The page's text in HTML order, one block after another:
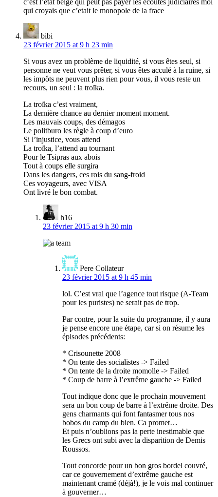
c’est l’etat belge qui peut pas payer les écoutes judiciaires moi
qui croyais que c’etait le monopole de la frace
bibi
23 février 2015 at 9 h 23 min
Si vous avez un problème de liquidité, si vous êtes seul, si
personne ne veut vous prêter, si vous êtes acculé à la ruine, si
les impôts ne peuvent plus rien pour vous, il vous reste un
recours, un seul : la troïka.
La troïka c’est vraiment,
La dernière chance au dernier moment moment.
Les mauvais coups, des démagos
Le politburo les règle à coup d’euro
Si l’injustice, vous attend
La troïka, l’attend au tournant
Pour le Tsipras aux abois
Tout à coups elle surgira
Dans les dangers, ces rois du sang-froid
Ces voyageurs, avec VISA
Ont livré le bon combat.
h16
23 février 2015 at 9 h 30 min
Pere Collateur
23 février 2015 at 9 h 45 min
lol. C’est vrai que l’agence tout risque (A-Team
pour les puristes) ne serait pas de trop.
Par contre, pour la suite du programme, il y aura
je pense encore une étape, car si on résume les
épisodes précédents:
* Crisounette 2008
* On tente des socialistes -> Failed
* On tente de la droite momolle -> Failed
* Coup de barre à l’extrême gauche -> Failed
Tout indique donc que le prochain mouvement
sera un bon coup de barre à l’extrême droite. Des
gens charmants qui font fantasmer tous nos
bobos du camp du bien. Ca promet…
Et puis n’oublions pas la perte inestimable que
les Grecs ont subi avec la disparition de Demis
Roussos.
Tout concorde pour un bon gros bordel couvré,
car ce gouvernement d’extrême gauche est
maintenant cramé (déjà!), je le vois mal continuer
à gouverner…